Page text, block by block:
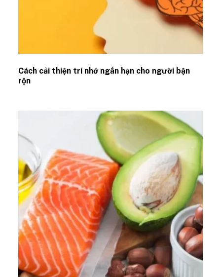
Cách cải thiện trí nhớ ngắn hạn cho người bận
rộn